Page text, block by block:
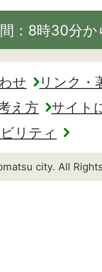
：8時30分
せ
リンク・
え方
サイト
リティ
city. All